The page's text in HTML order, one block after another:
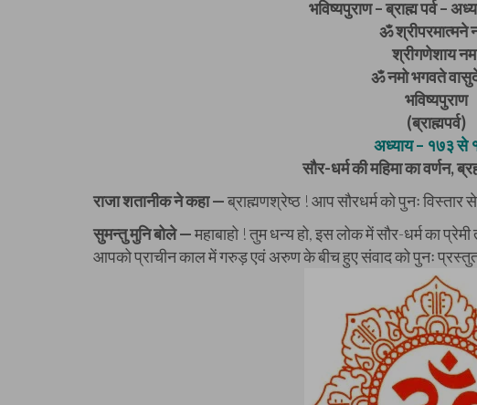
भविष्यपुराण – ब्राह्म पर्व –
ॐ श्रीपरमात्मने
श्रीगणेशाय
ॐ नमो भगवते
भविष्यपुराण
(ब्राह्मपर्व)
अध्याय – १७३ से
सौर-धर्म की महिमा का वर्णन,
राजा शतानीक ने कहा —ब्राह्मणश्रेष्ठ ! आप सौरधर्म को पुनः विस्तार
सुमन्तु मुनि बोले —महाबाहो ! तुम धन्य हो, इस लोक में सौर-धर्म का
आपको प्राचीन काल में गरुड़ एवं अरुण के बीच हुए संवाद को पुनः